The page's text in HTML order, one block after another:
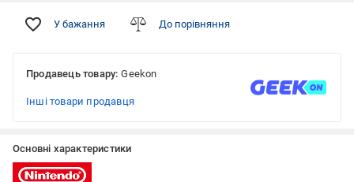
У бажання До порівняння
Продавець товару: Geekon
Інші товари продавця
Основні характеристики